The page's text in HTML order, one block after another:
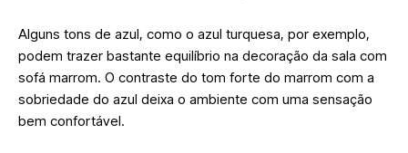
Alguns tons de azul, como o azul turquesa, por exemplo,
podem trazer bastante equilíbrio na decoração da sala com
sofá marrom. O contraste do tom forte do marrom com a
sobriedade do azul deixa o ambiente com uma sensação
bem confortável.